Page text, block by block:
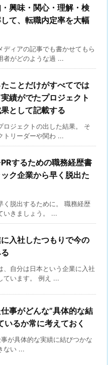
興味・関心・理解・検
て、転職内定率を大幅
ディアの記事でも書かせてもら
者がどのような過 ...
ことだけがすべてでは
績がでたプロジェクト
として記載する
ロジェクトの出した結果。 そ
トリーダーや関わ ...
するための職務経歴書
ク企業から早く脱出た
く脱出するために。 職務経歴
いきましょう。 ...
入社したつもりで今の
、自分は日本という企業に入社
ています。 例え ...
事がどんな”具体的な結
いるか常に考えておく
が具体的な実績に結びつかな
ない ...